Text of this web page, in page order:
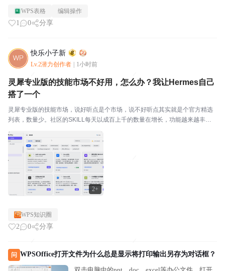
WPS表格 编辑操作
1 0 分享
快乐小子新
Lv.2潜力创作者 1小时前
2+
灵犀专业版的技能市场不好用，怎么办？我让Hermes自己
搭了一个
灵犀专业版的技能市场，说好听点是个市场，说不好听点其实就是个官方精选
列表，数量少。社区的SKILL每天以成百上千的数量在增长，功能越来越丰
保持那个样子。不好用，怎么办？Hermes等开源智...
WPS知识圈
2 0 分享
问 WPSOffice打开文件为什么总是显示将打印输出另存为对话框？